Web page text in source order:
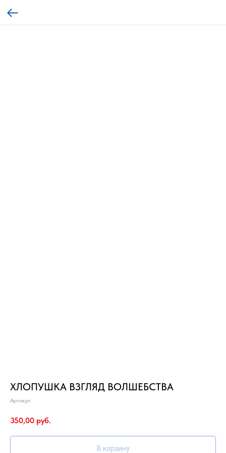
ХЛОПУШКА ВЗГЛЯД ВОЛШЕБСТВА
Артикул:
350,00 руб.
В корзину